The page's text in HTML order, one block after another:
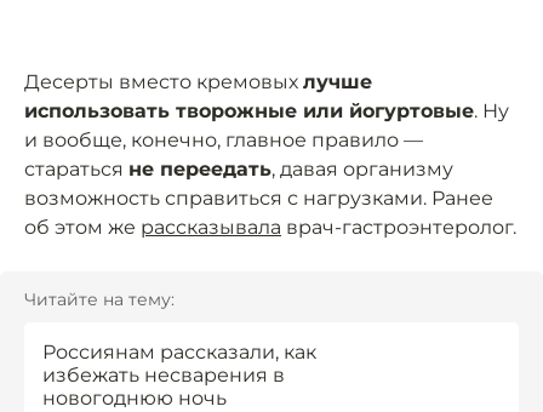
Десерты вместо кремовых лучше
использовать творожные или йогуртовые. Ну
и вообще, конечно, главное правило —
стараться не переедать, давая организму
возможность справиться с нагрузками. Ранее
об этом же рассказывала врач-гастроэнтеролог.
Читайте на тему:
Россиянам рассказали, как
избежать несварения в
новогоднюю ночь